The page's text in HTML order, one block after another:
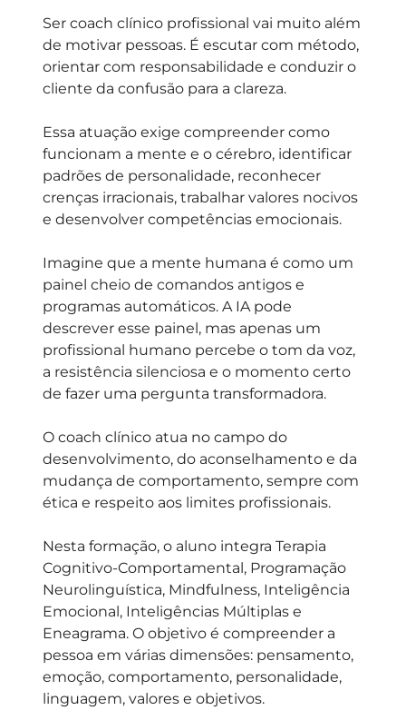
Ser coach clínico profissional vai muito além
de motivar pessoas. É escutar com método,
orientar com responsabilidade e conduzir o
cliente da confusão para a clareza.
Essa atuação exige compreender como
funcionam a mente e o cérebro, identificar
padrões de personalidade, reconhecer
crenças irracionais, trabalhar valores nocivos
e desenvolver competências emocionais.
Imagine que a mente humana é como um
painel cheio de comandos antigos e
programas automáticos. A IA pode
descrever esse painel, mas apenas um
profissional humano percebe o tom da voz,
a resistência silenciosa e o momento certo
de fazer uma pergunta transformadora.
O coach clínico atua no campo do
desenvolvimento, do aconselhamento e da
mudança de comportamento, sempre com
ética e respeito aos limites profissionais.
Nesta formação, o aluno integra Terapia
Cognitivo-Comportamental, Programação
Neurolinguística, Mindfulness, Inteligência
Emocional, Inteligências Múltiplase
Eneagrama. O objetivo é compreender a
pessoa em várias dimensões: pensamento,
emoção, comportamento, personalidade,
linguagem, valores e objetivos.